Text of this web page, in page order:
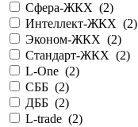
Сфера-ЖКХ (2)
Интеллект-ЖКХ (2)
Эконом-ЖКХ (2)
Стандарт-ЖКХ (2)
L-One (2)
СББ (2)
ДББ (2)
L-trade (2)